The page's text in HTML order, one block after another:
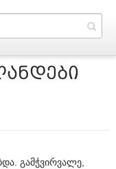
გამჭვირვალე,